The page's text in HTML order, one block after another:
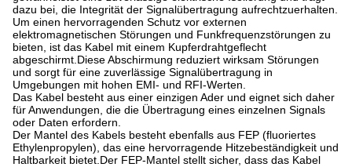
dazu bei, die Integrität der Signalübertragung aufrechtzuerhalten.
Um einen hervorragenden Schutz vor externen
elektromagnetischen Störungen und Funkfrequenzstörungen zu
bieten, ist das Kabel mit einem Kupferdrahtgeflecht
abgeschirmt.Diese Abschirmung reduziert wirksam Störungen
und sorgt für eine zuverlässige Signalübertragung in
Umgebungen mit hohen EMI- und RFI-Werten.
Das Kabel besteht aus einer einzigen Ader und eignet sich daher
für Anwendungen, die die Übertragung eines einzelnen Signals
oder Daten erfordern.
Der Mantel des Kabels besteht ebenfalls aus FEP (fluoriertes
Ethylenpropylen), das eine hervorragende Hitzebeständigkeit und
Haltbarkeit bietet.Der FEP-Mantel stellt sicher, dass das Kabel